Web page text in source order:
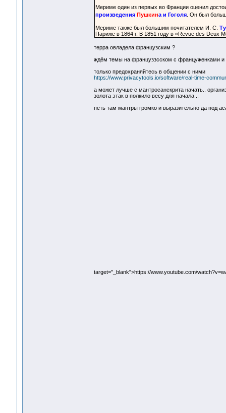
Мериме один из первых во Франции оценил
произведения Пушкина и Гоголя. Он был
Мериме также был большим почитателем И. С.
Париже в 1864 г. В 1851 году в «Revue des Deux
терра овладела французским ?
ждём темы на француззсском с француженками
только предохраняйтесь в общении с ними
https://www.privacytools.io/software/real-time-
а может лучше с мантросанскрита начать..
золота этак в полкило весу для начала ..
петь там мантры громко и выразительно да под
target="_blank">https://www.youtube.com/